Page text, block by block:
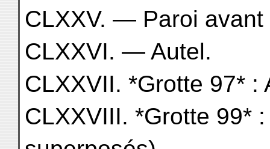
CLXXV. — Paroi avant
CLXXVI. — Autel.
CLXXVII. *Grotte 97* :
CLXXVIII. *Grotte 99*